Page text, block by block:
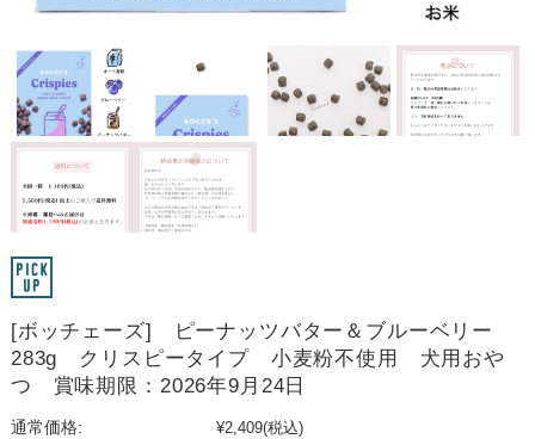
[ボッチェーズ] ピーナッツバター＆ブルーベリー
283g クリスピータイプ 小麦粉不使用 犬用おや
つ 賞味期限：2026年9月24日
通常価格: ¥2,409(税込)